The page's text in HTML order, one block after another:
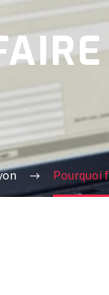
Pourquoi